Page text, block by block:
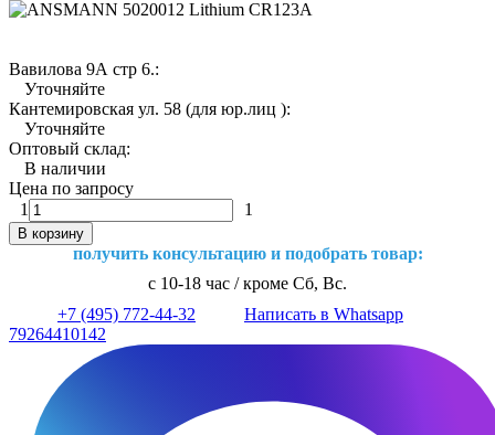
Вавилова 9А стр 6.:
Уточняйте
Кантемировская ул. 58 (для юр.лиц ):
Уточняйте
Оптовый склад:
В наличии
Цена по запросу
1
1
В корзину
получить консультацию и подобрать товар:
с 10-18 час / кроме Сб, Вс.
+7 (495) 772-44-32
Написать в Whatsapp
79264410142